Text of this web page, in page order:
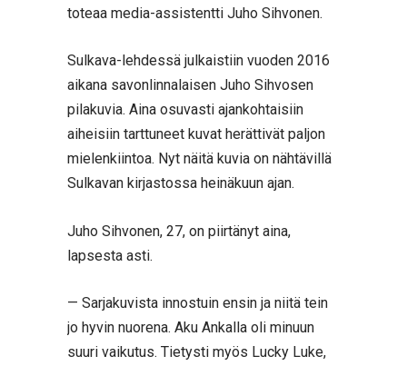
toteaa media-assistentti Juho Sihvonen.
Sulkava-lehdessä julkaistiin vuoden 2016
aikana savonlinnalaisen Juho Sihvosen
pilakuvia. Aina osuvasti ajankohtaisiin
aiheisiin tarttuneet kuvat herättivät paljon
mielenkiintoa. Nyt näitä kuvia on nähtävillä
Sulkavan kirjastossa heinäkuun ajan.
Juho Sihvonen, 27, on piirtänyt aina,
lapsesta asti.
— Sarjakuvista innostuin ensin ja niitä tein
jo hyvin nuorena. Aku Ankalla oli minuun
suuri vaikutus. Tietysti myös Lucky Luke,